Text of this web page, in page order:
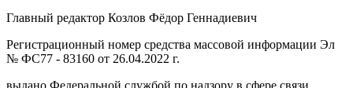
Главный редактор Козлов Фёдор Геннадиевич
Регистрационный номер средства массовой информации Эл
№ ФС77 - 83160 от 26.04.2022 г.